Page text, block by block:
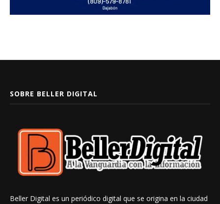
SOBRE BELLER DIGITAL
Beller Digital es un periódico digital que se origina en la ciudad